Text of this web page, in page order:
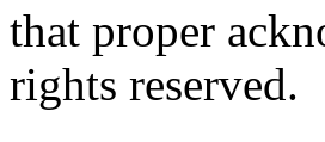
that proper
rights reserved.